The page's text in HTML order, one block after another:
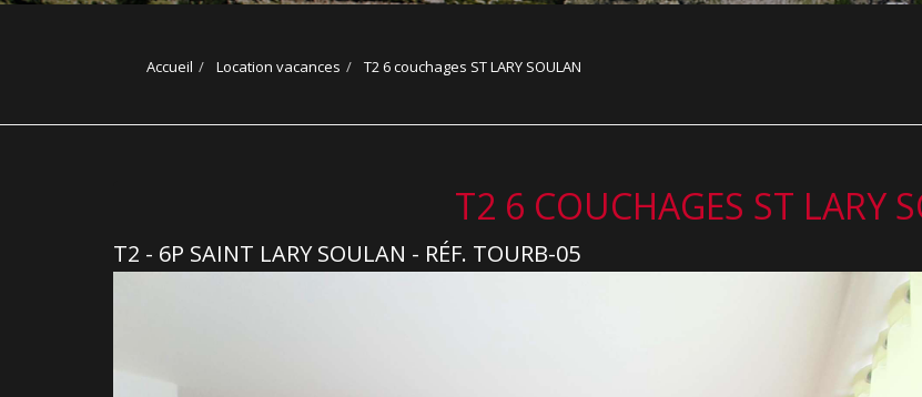
Accueil Location vacances T2 6 couchages ST LARY SOULAN
T2 6 COUCHAGES ST LARY
T2 - 6P SAINT LARY SOULAN - RÉF. TOURB-05